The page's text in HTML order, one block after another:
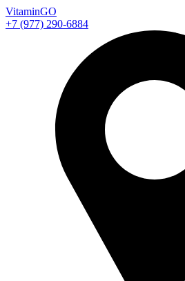
VitaminGO
+7 (977) 290-6884